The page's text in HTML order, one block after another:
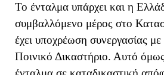
Το ένταλμα υπάρχει και η
συμβαλλόμενο μέρος στο
έχει υποχρέωση συνεργασίας με
Ποινικό Δικαστήριο. Αυτό